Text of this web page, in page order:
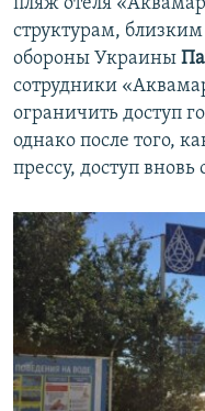
структурам,
обороны Украины
сотрудники
ограничить доступ
однако после того,
прессу, доступ вновь